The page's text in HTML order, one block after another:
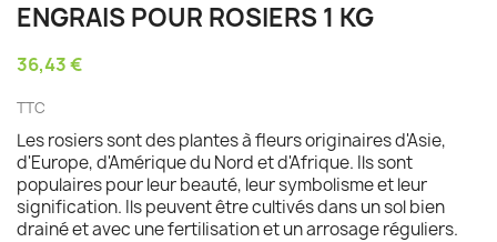
ENGRAIS POUR ROSIERS 1 KG
36,43 €
TTC
Les rosiers sont des plantes à fleurs originaires d'Asie,
d'Europe, d'Amérique du Nord et d'Afrique. Ils sont
populaires pour leur beauté, leur symbolisme et leur
signification. Ils peuvent être cultivés dans un sol bien
drainé et avec une fertilisation et un arrosage réguliers.